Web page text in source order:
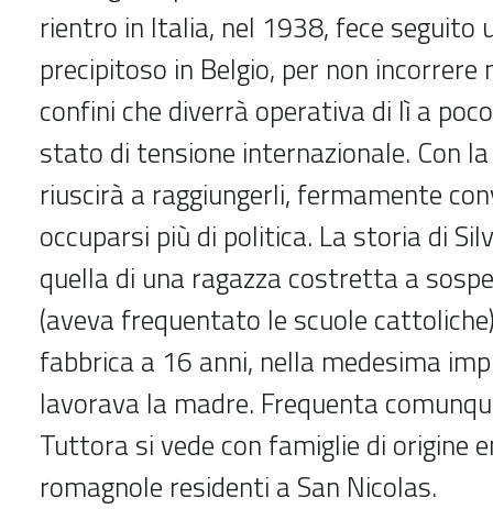
rientro in Italia, nel 1938, fece seguito
precipitoso in Belgio, per non incorrere
confini che diverrà operativa di lì a
stato di tensione internazionale. Con
riuscirà a raggiungerli, fermamente
occuparsi più di politica. La storia di
quella di una ragazza costretta a
(aveva frequentato le scuole
fabbrica a 16 anni, nella medesima
lavorava la madre. Frequenta
Tuttora si vede con famiglie di origine
romagnole residenti a San Nicolas.